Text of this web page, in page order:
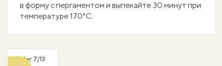
в форму с пергаментом и выпекайте 30 минут при
температуре 170°C.
Шаг 7/13